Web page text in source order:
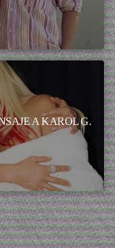
A KAROL G.